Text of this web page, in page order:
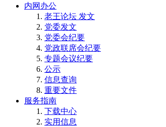
内网办公
老王论坛 发文
党委发文
党委会纪要
党政联席会纪要
专题会议纪要
公示
信息查询
重要文件
服务指南
下载中心
实用信息